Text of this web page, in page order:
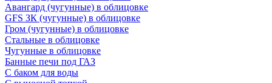
Авангард (чугунные) в облицовке
GFS ЗК (чугунные) в облицовке
Гром (чугунные) в облицовке
Стальные в облицовке
Чугунные в облицовке
Банные печи под ГАЗ
С баком для воды